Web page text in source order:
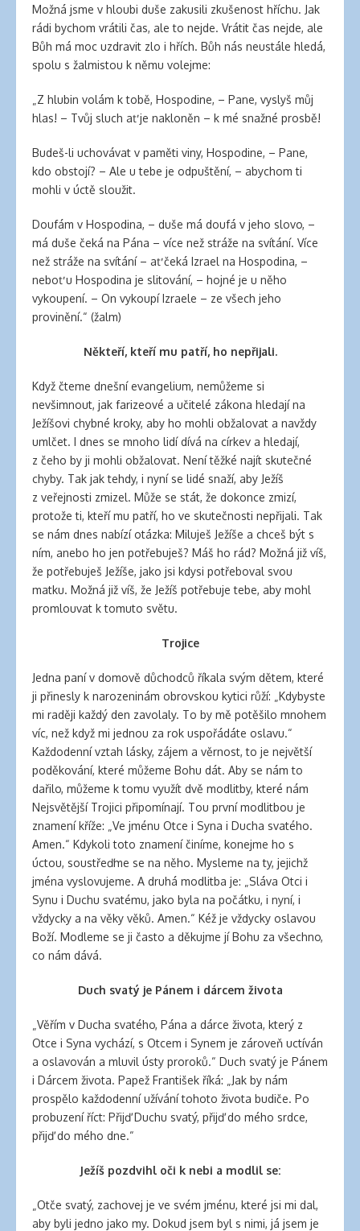
Možná jsme v hloubi duše zakusili zkušenost hříchu. Jak
rádi bychom vrátili čas, ale to nejde. Vrátit čas nejde, ale
Bůh má moc uzdravit zlo i hřích. Bůh nás neustále hledá,
spolu s žalmistou k němu volejme:
„Z hlubin volám k tobě, Hospodine, – Pane, vyslyš můj
hlas! – Tvůj sluch ať je nakloněn – k mé snažné prosbě!
Budeš-li uchovávat v paměti viny, Hospodine, – Pane,
kdo obstojí? – Ale u tebe je odpuštění, – abychom ti
mohli v úctě sloužit.
Doufám v Hospodina, – duše má doufá v jeho slovo, –
má duše čeká na Pána – více než stráže na svítání. Více
než stráže na svítání – ať čeká Izrael na Hospodina, –
neboť u Hospodina je slitování, – hojné je u něho
vykoupení. – On vykoupí Izraele – ze všech jeho
provinění.“ (žalm)
Někteří, kteří mu patří, ho nepřijali.
Když čteme dnešní evangelium, nemůžeme si
nevšimnout, jak farizeové a učitelé zákona hledají na
Ježíšovi chybné kroky, aby ho mohli obžalovat a navždy
umlčet. I dnes se mnoho lidí dívá na církev a hledají,
z čeho by ji mohli obžalovat. Není těžké najít skutečné
chyby. Tak jak tehdy, i nyní se lidé snaží, aby Ježíš
z veřejnosti zmizel. Může se stát, že dokonce zmizí,
protože ti, kteří mu patří, ho ve skutečnosti nepřijali. Tak
se nám dnes nabízí otázka: Miluješ Ježíše a chceš být s
ním, anebo ho jen potřebuješ? Máš ho rád? Možná již víš,
že potřebuješ Ježíše, jako jsi kdysi potřeboval svou
matku. Možná již víš, že Ježíš potřebuje tebe, aby mohl
promlouvat k tomuto světu.
Trojice
Jedna paní v domově důchodců říkala svým dětem, které
ji přinesly k narozeninám obrovskou kytici růží: „Kdybyste
mi raději každý den zavolaly. To by mě potěšilo mnohem
víc, než když mi jednou za rok uspořádáte oslavu.“
Každodenní vztah lásky, zájem a věrnost, to je největší
poděkování, které můžeme Bohu dát. Aby se nám to
dařilo, můžeme k tomu využít dvě modlitby, které nám
Nejsvětější Trojici připomínají. Tou první modlitbou je
znamení kříže: „Ve jménu Otce i Syna i Ducha svatého.
Amen.“ Kdykoli toto znamení činíme, konejme ho s
úctou, soustřeďme se na něho. Mysleme na ty, jejichž
jména vyslovujeme. A druhá modlitba je: „Sláva Otci i
Synu i Duchu svatému, jako byla na počátku, i nyní, i
vždycky a na věky věků. Amen.“ Kéž je vždycky oslavou
Boží. Modleme se ji často a děkujme jí Bohu za všechno,
co nám dává.
Duch svatý je Pánem i dárcem života
„Věřím v Ducha svatého, Pána a dárce života, který z
Otce i Syna vychází, s Otcem i Synem je zároveň uctíván
a oslavován a mluvil ústy proroků.“ Duch svatý je Pánem
i Dárcem života. Papež František říká: „Jak by nám
prospělo každodenní užívání tohoto života budiče. Po
probuzení říct: Přijď Duchu svatý, přijď do mého srdce,
přijď do mého dne.“
Ježíš pozdvihl oči k nebi a modlil se:
„Otče svatý, zachovej je ve svém jménu, které jsi mi dal,
aby byli jedno jako my. Dokud jsem byl s nimi, já jsem je